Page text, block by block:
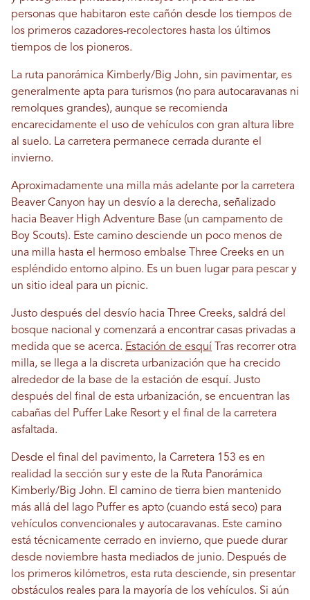
personas que habitaron este cañón desde los tiempos de
los primeros cazadores-recolectores hasta los últimos
tiempos de los pioneros.
La ruta panorámica Kimberly/Big John, sin pavimentar, es
generalmente apta para turismos (no para autocaravanas ni
remolques grandes), aunque se recomienda
encarecidamente el uso de vehículos con gran altura libre
al suelo. La carretera permanece cerrada durante el
invierno.
Aproximadamente una milla más adelante por la carretera
Beaver Canyon hay un desvío a la derecha, señalizado
hacia Beaver High Adventure Base (un campamento de
Boy Scouts). Este camino desciende un poco menos de
una milla hasta el hermoso embalse Three Creeks en un
espléndido entorno alpino. Es un buen lugar para pescar y
un sitio ideal para un picnic.
Justo después del desvío hacia Three Creeks, saldrá del
bosque nacional y comenzará a encontrar casas privadas a
medida que se acerca. Estación de esquí Tras recorrer otra
milla, se llega a la discreta urbanización que ha crecido
alrededor de la base de la estación de esquí. Justo
después del final de esta urbanización, se encuentran las
cabañas del Puffer Lake Resort y el final de la carretera
asfaltada.
Desde el final del pavimento, la Carretera 153 es en
realidad la sección sur y este de la Ruta Panorámica
Kimberly/Big John. El camino de tierra bien mantenido
más allá del lago Puffer es apto (cuando está seco) para
vehículos convencionales y autocaravanas. Este camino
está técnicamente cerrado en invierno, que puede durar
desde noviembre hasta mediados de junio. Después de
los primeros kilómetros, esta ruta desciende, sin presentar
obstáculos reales para la mayoría de los vehículos. Si aún